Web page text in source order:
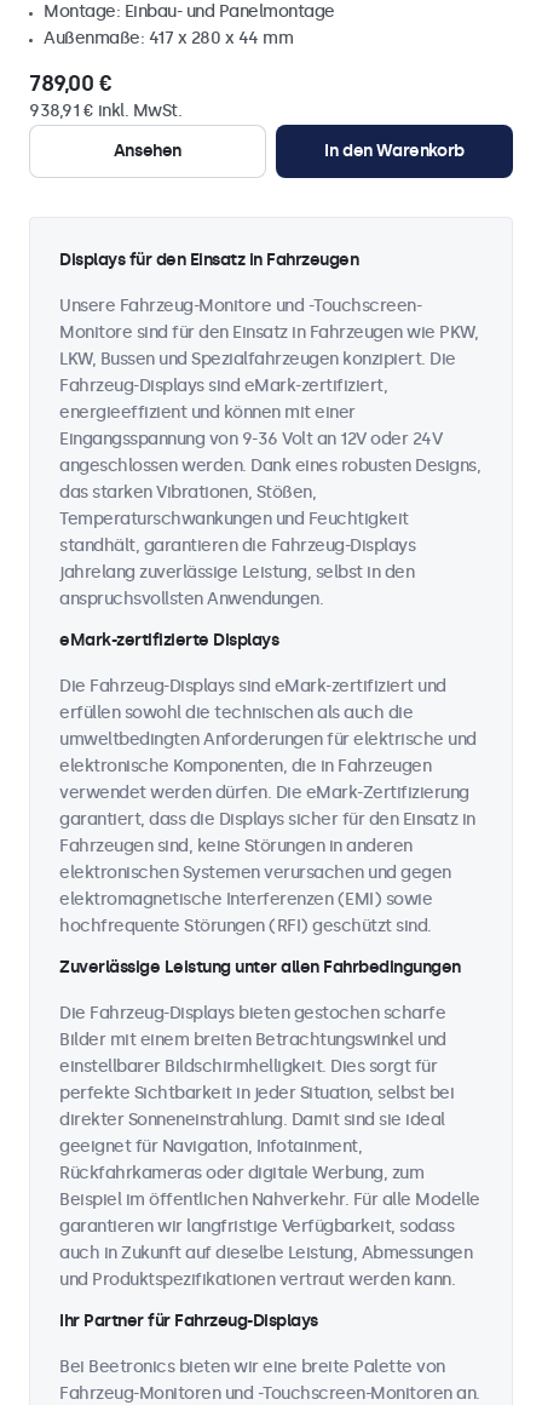
Montage: Einbau- und Panelmontage
Außenmaße: 417 x 280 x 44 mm
789,00 €
938,91 € inkl. MwSt.
Ansehen
In den Warenkorb
Displays für den Einsatz in Fahrzeugen
Unsere Fahrzeug-Monitore und -Touchscreen-
Monitore sind für den Einsatz in Fahrzeugen wie PKW,
LKW, Bussen und Spezialfahrzeugen konzipiert. Die
Fahrzeug-Displays sind eMark-zertifiziert,
energieeffizient und können mit einer
Eingangsspannung von 9-36 Volt an 12V oder 24V
angeschlossen werden. Dank eines robusten Designs,
das starken Vibrationen, Stößen,
Temperaturschwankungen und Feuchtigkeit
standhält, garantieren die Fahrzeug-Displays
jahrelang zuverlässige Leistung, selbst in den
anspruchsvollsten Anwendungen.
eMark-zertifizierte Displays
Die Fahrzeug-Displays sind eMark-zertifiziert und
erfüllen sowohl die technischen als auch die
umweltbedingten Anforderungen für elektrische und
elektronische Komponenten, die in Fahrzeugen
verwendet werden dürfen. Die eMark-Zertifizierung
garantiert, dass die Displays sicher für den Einsatz in
Fahrzeugen sind, keine Störungen in anderen
elektronischen Systemen verursachen und gegen
elektromagnetische Interferenzen (EMI) sowie
hochfrequente Störungen (RFI) geschützt sind.
Zuverlässige Leistung unter allen Fahrbedingungen
Die Fahrzeug-Displays bieten gestochen scharfe
Bilder mit einem breiten Betrachtungswinkel und
einstellbarer Bildschirmhelligkeit. Dies sorgt für
perfekte Sichtbarkeit in jeder Situation, selbst bei
direkter Sonneneinstrahlung. Damit sind sie ideal
geeignet für Navigation, Infotainment,
Rückfahrkameras oder digitale Werbung, zum
Beispiel im öffentlichen Nahverkehr. Für alle Modelle
garantieren wir langfristige Verfügbarkeit, sodass
auch in Zukunft auf dieselbe Leistung, Abmessungen
und Produktspezifikationen vertraut werden kann.
Ihr Partner für Fahrzeug-Displays
Bei Beetronics bieten wir eine breite Palette von
Fahrzeug-Monitoren und -Touchscreen-Monitoren an.